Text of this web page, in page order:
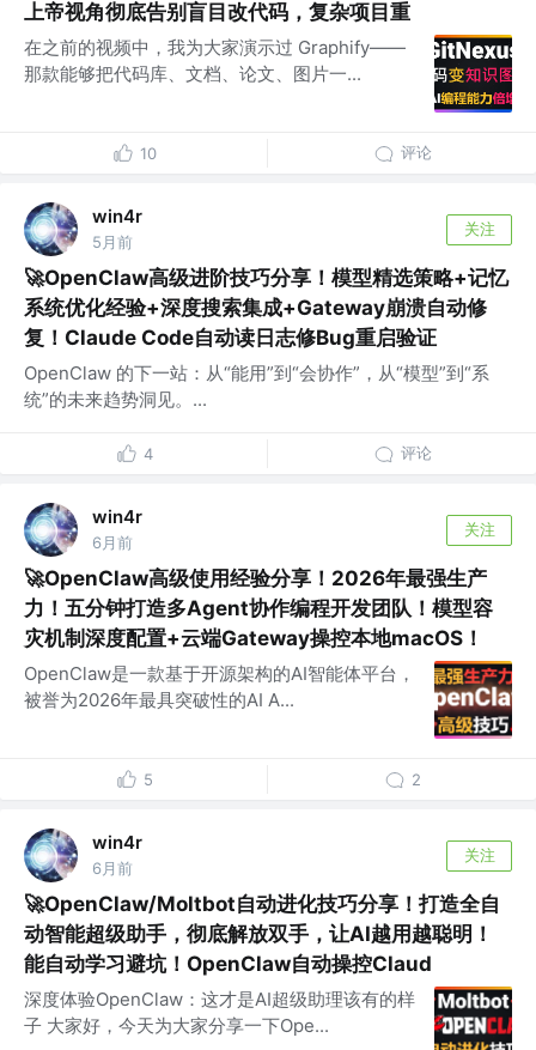
上帝视角彻底告别盲目改代码，复杂项目重
在之前的视频中，我为大家演示过 Graphify——
那款能够把代码库、文档、论文、图片一...
10 评论
win4r
5月前
关注
🚀OpenClaw高级进阶技巧分享！模型精选策略+记忆
系统优化经验+深度搜索集成+Gateway崩溃自动修
复！Claude Code自动读日志修Bug重启验证
OpenClaw 的下一站：从“能用”到“会协作”，从“模型”到“系
统”的未来趋势洞见。...
4 评论
win4r
6月前
关注
🚀OpenClaw高级使用经验分享！2026年最强生产
力！五分钟打造多Agent协作编程开发团队！模型容
灾机制深度配置+云端Gateway操控本地macOS！
OpenClaw是一款基于开源架构的AI智能体平台，
被誉为2026年最具突破性的AI A...
5 2
win4r
6月前
关注
🚀OpenClaw/Moltbot自动进化技巧分享！打造全自
动智能超级助手，彻底解放双手，让AI越用越聪明！
能自动学习避坑！OpenClaw自动操控Claud
深度体验OpenClaw：这才是AI超级助理该有的样
子 大家好，今天为大家分享一下Ope...